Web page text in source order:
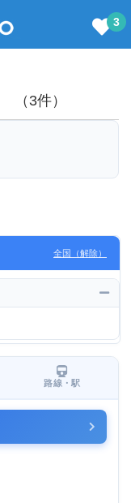
3
（3件）
全国（解除）
路線・駅